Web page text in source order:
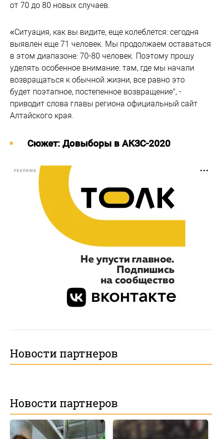
от 70 до 80 новых случаев.
«Ситуация, как вы видите, еще колеблется: сегодня
выявлен еще 71 человек. Мы продолжаем оставаться
в этом диапазоне: 70-80 человек. Поэтому прошу
уделять особенное внимание: там, где мы начали
возвращаться к обычной жизни, все равно это
будет поэтапное, постепенное возвращение", -
приводит слова главы региона официальный сайт
Алтайского края.
Cюжет: Довыборы в АКЗС-2020
РЕКЛАМА
Новости партнеров
Новости партнеров